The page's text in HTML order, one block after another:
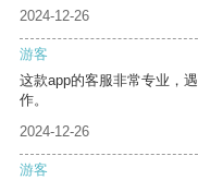
2024-12-26
游客
这款app的客服非常专业，
作。
2024-12-26
游客